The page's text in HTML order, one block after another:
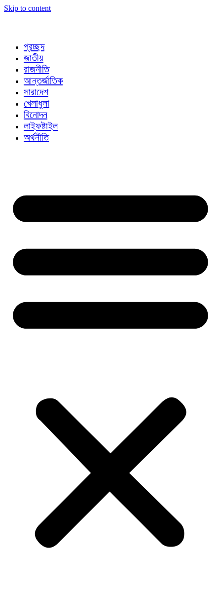
Skip to content
প্রচ্ছদ
জাতীয়
রাজনীতি
আন্তর্জাতিক
সারাদেশ
খেলাধুলা
বিনোদন
লাইফষ্টাইল
অর্থনীতি